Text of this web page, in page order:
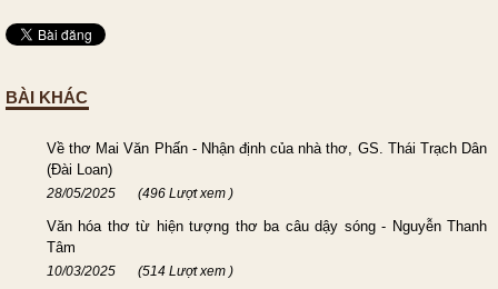
BÀI KHÁC
Về thơ Mai Văn Phấn - Nhận định của nhà thơ, GS. Thái Trạch Dân
(Đài Loan)
28/05/2025 (496 Lượt xem )
Văn hóa thơ từ hiện tượng thơ ba câu dậy sóng - Nguyễn Thanh
Tâm
10/03/2025 (514 Lượt xem )